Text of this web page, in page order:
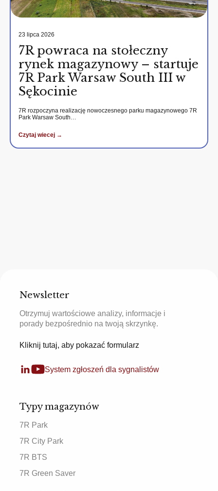
23 lipca 2026
7R powraca na stołeczny
rynek magazynowy – startuje
7R Park Warsaw South III w
Sękocinie
7R rozpoczyna realizację nowoczesnego parku magazynowego 7R
Park Warsaw South…
Czytaj wiecej →
Newsletter
Otrzymuj wartościowe analizy, informacje i
porady bezpośrednio na twoją skrzynkę.
Kliknij tutaj, aby pokazać formularz
System zgłoszeń dla sygnalistów
Typy magazynów
7R Park
7R City Park
7R BTS
7R Green Saver